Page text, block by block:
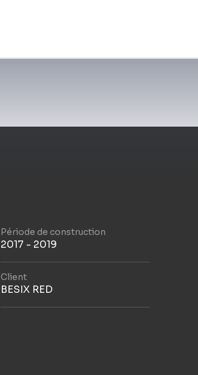
Période de construction
2017 - 2019
Client
BESIX RED